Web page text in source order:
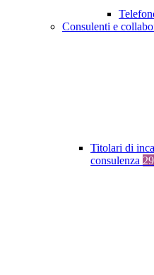
Consulenti e
Titolari di
consulenza 29